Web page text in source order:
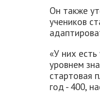
Он также
учеников
«У них
уровнем
стартовая
год - 400,